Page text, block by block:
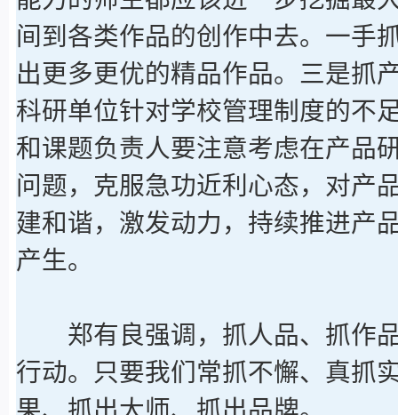
间到各类作品的创作中去。一手
出更多更优的精品作品。三是抓
科研单位针对学校管理制度的不
和课题负责人要注意考虑在产品
问题，克服急功近利心态，对产
建和谐，激发动力，持续推进产
产生。
郑有良强调，抓人品、抓作品
行动。只要我们常抓不懈、真抓